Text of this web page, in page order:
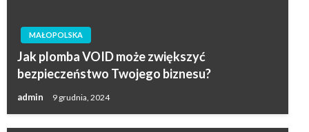
MAŁOPOLSKA
Jak plomba VOID może zwiększyć
bezpieczeństwo Twojego biznesu?
admin 9 grudnia, 2024